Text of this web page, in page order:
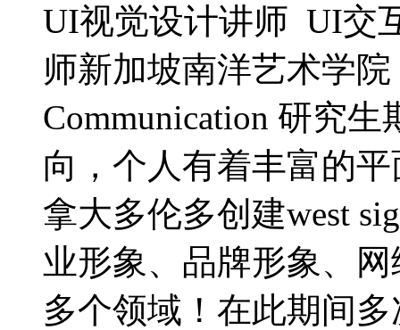
UI视觉设计讲师 UI交
师新加坡南洋艺术学院
Communication 研究
向，个人有着丰富的
拿大多伦多创建west
业形象、品牌形象、
多个领域！在此期间